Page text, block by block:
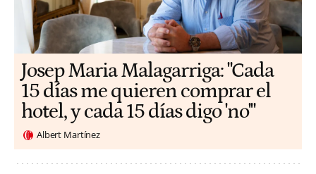
​​Josep Maria Malagarriga: "Cada
15 días me quieren comprar el
hotel, y cada 15 días digo 'no'"
Albert Martínez